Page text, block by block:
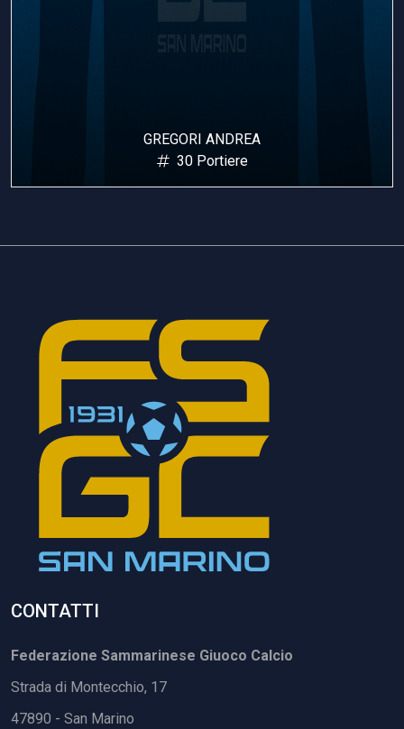
GREGORI ANDREA
30 Portiere
CONTATTI
Federazione Sammarinese Giuoco Calcio
Strada di Montecchio, 17
47890 - San Marino